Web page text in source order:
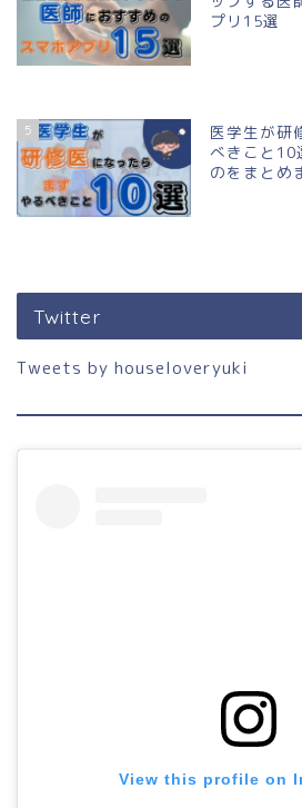
プリ15選
5
医学生が研
べきこと
のをまとめ
Twitter
Tweets by houseloveryuki
View this profile on